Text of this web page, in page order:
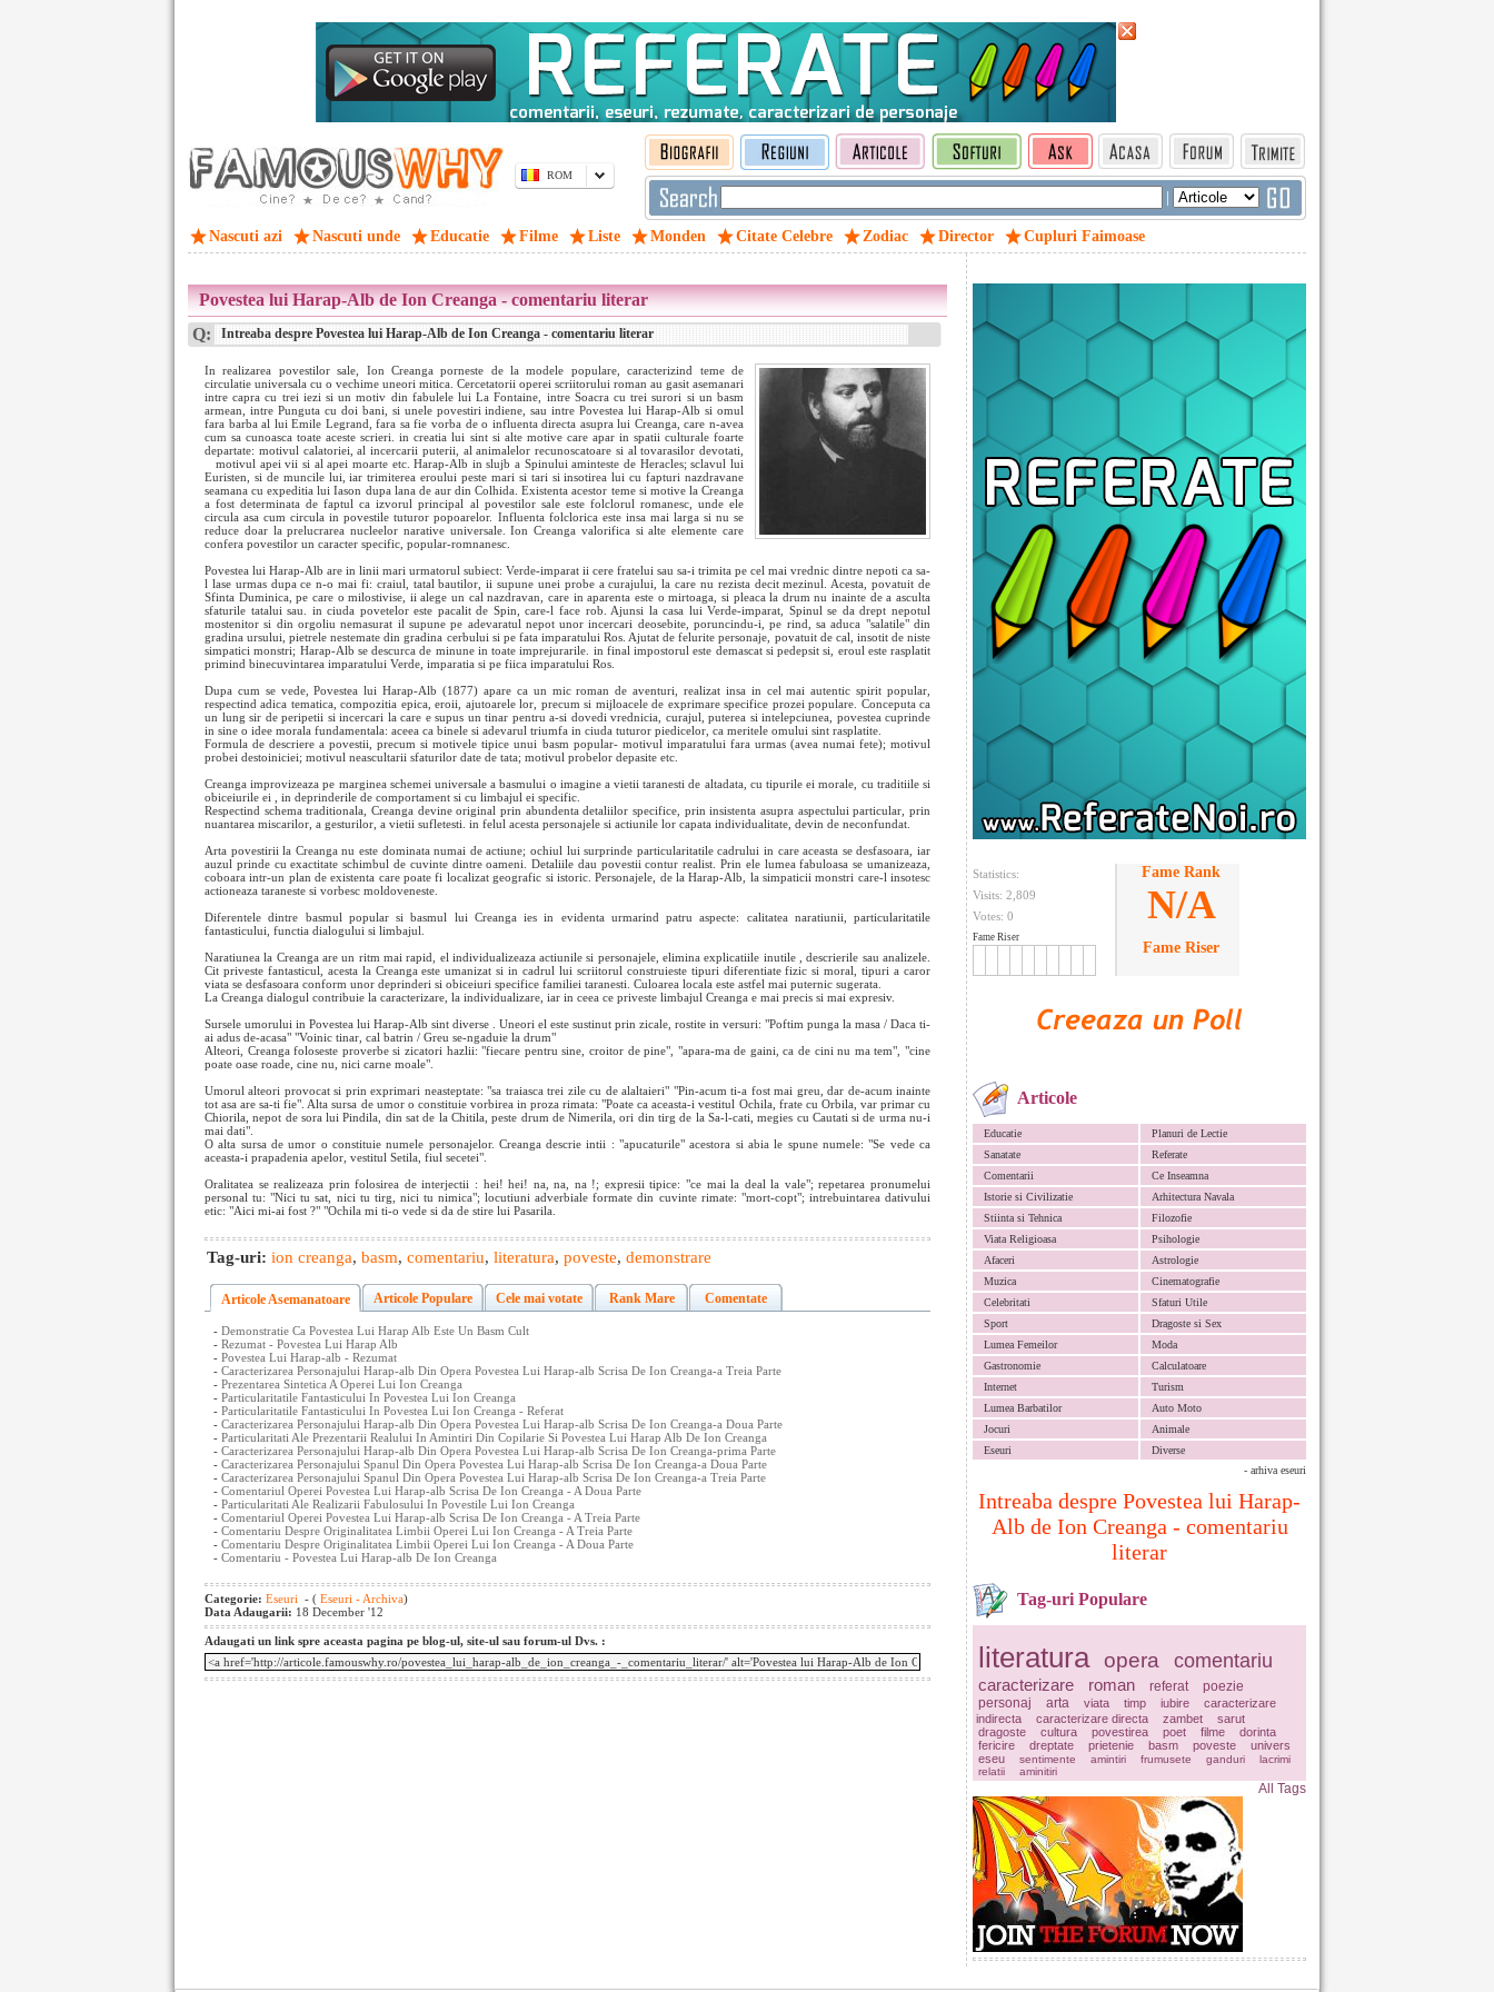
ROM
|
Nascuti azi Nascuti unde Educatie Filme Liste Monden Citate Celebre Zodiac Director Cupluri Faimoase
Statistics:
Visits: 2,809
Votes: 0
Fame Riser
Fame Rank
N/A
Fame Riser
Articole
Educatie
Planuri de Lectie
Sanatate
Referate
Comentarii
Ce Inseamna
Istorie si Civilizatie
Arhitectura Navala
Stiinta si Tehnica
Filozofie
Viata Religioasa
Psihologie
Afaceri
Astrologie
Muzica
Cinematografie
Celebritati
Sfaturi Utile
Sport
Dragoste si Sex
Lumea Femeilor
Moda
Gastronomie
Calculatoare
Internet
Turism
Lumea Barbatilor
Auto Moto
Jocuri
Animale
Eseuri
Diverse
- arhiva eseuri
Intreaba despre Povestea lui Harap-
Alb de Ion Creanga - comentariu
literar
Tag-uri Populare
literatura opera comentariu
caracterizare roman referat
poezie
personaj
arta viata timp iubire
caracterizare
indirecta
caracterizare directa zambet
sarut
dragoste
cultura povestirea poet filme
dorinta
fericire
dreptate prietenie basm poveste
univers
eseu
sentimente amintiri frumusete ganduri
lacrimi
relatii
aminitiri
All Tags
Povestea lui Harap-Alb de Ion Creanga - comentariu literar
Q: Intreaba despre Povestea lui Harap-Alb de Ion Creanga - comentariu literar
In realizarea povestilor sale, Ion Creanga porneste de la modele populare, caracterizind teme de
circulatie universala cu o vechime uneori mitica. Cercetatorii operei scriitorului roman au gasit asemanari
intre capra cu trei iezi si un motiv din fabulele lui La Fontaine, intre Soacra cu trei surori si un basm
armean, intre Punguta cu doi bani, si unele povestiri indiene, sau intre Povestea lui Harap-Alb si omul
fara barba al lui Emile Legrand, fara sa fie vorba de o influenta directa asupra lui Creanga, care n-avea
cum sa cunoasca toate aceste scrieri. in creatia lui sint si alte motive care apar in spatii culturale foarte
departate: motivul calatoriei, al incercarii puterii, al animalelor recunoscatoare si al tovarasilor devotati,
motivul apei vii si al apei moarte etc. Harap-Alb in slujba Spinului aminteste de Heracles; sclavul lui
Euristen, si de muncile lui, iar trimiterea eroului peste mari si tari si insotirea lui cu fapturi nazdravane
seamana cu expeditia lui Iason dupa lana de aur din Colhida. Existenta acestor teme si motive la Creanga
a fost determinata de faptul ca izvorul principal al povestilor sale este folclorul romanesc, unde ele
circula asa cum circula in povestile tuturor popoarelor. Influenta folclorica este insa mai larga si nu se
reduce doar la prelucrarea nucleelor narative universale. Ion Creanga valorifica si alte elemente care
confera povestilor un caracter specific, popular-romnanesc.
Povestea lui Harap-Alb are in linii mari urmatorul subiect: Verde-imparat ii cere fratelui sau sa-i trimita pe cel mai vrednic dintre nepoti ca sa-
l lase urmas dupa ce n-o mai fi: craiul, tatal bautilor, ii supune unei probe a curajului, la care nu rezista decit mezinul. Acesta, povatuit de
Sfinta Duminica, pe care o milostivise, ii alege un cal nazdravan, care in aparenta este o mirtoaga, si pleaca la drum nu inainte de a asculta
sfaturile tatalui sau. in ciuda povetelor este pacalit de Spin, care-l face rob. Ajunsi la casa lui Verde-imparat, Spinul se da drept nepotul
mostenitor si din orgoliu nemasurat il supune pe adevaratul nepot unor incercari deosebite, poruncindu-i, pe rind, sa aduca "salatile" din
gradina ursului, pietrele nestemate din gradina cerbului si pe fata imparatului Ros. Ajutat de felurite personaje, povatuit de cal, insotit de niste
simpatici monstri; Harap-Alb se descurca de minune in toate imprejurarile. in final impostorul este demascat si pedepsit si, eroul este rasplatit
primind binecuvintarea imparatului Verde, imparatia si pe fiica imparatului Ros.
Dupa cum se vede, Povestea lui Harap-Alb (1877) apare ca un mic roman de aventuri, realizat insa in cel mai autentic spirit popular,
respectind adica tematica, compozitia epica, eroii, ajutoarele lor, precum si mijloacele de exprimare specifice prozei populare. Conceputa ca
un lung sir de peripetii si incercari la care e supus un tinar pentru a-si dovedi vrednicia, curajul, puterea si intelepciunea, povestea cuprinde
in sine o idee morala fundamentala: aceea ca binele si adevarul triumfa in ciuda tuturor piedicelor, ca meritele omului sint rasplatite.
Formula de descriere a povestii, precum si motivele tipice unui basm popular- motivul imparatului fara urmas (avea numai fete); motivul
probei destoiniciei; motivul neascultarii sfaturilor date de tata; motivul probelor depasite etc.
Creanga improvizeaza pe marginea schemei universale a basmului o imagine a vietii taranesti de altadata, cu tipurile ei morale, cu traditiile si
obiceiurile ei , in deprinderile de comportament si cu limbajul ei specific.
Respectind schema traditionala, Creanga devine original prin abundenta detaliilor specifice, prin insistenta asupra aspectului particular, prin
nuantarea miscarilor, a gesturilor, a vietii sufletesti. in felul acesta personajele si actiunile lor capata individualitate, devin de neconfundat.
Arta povestirii la Creanga nu este dominata numai de actiune; ochiul lui surprinde particularitatile cadrului in care aceasta se desfasoara, iar
auzul prinde cu exactitate schimbul de cuvinte dintre oameni. Detaliile dau povestii contur realist. Prin ele lumea fabuloasa se umanizeaza,
coboara intr-un plan de existenta care poate fi localizat geografic si istoric. Personajele, de la Harap-Alb, la simpaticii monstri care-l insotesc
actioneaza taraneste si vorbesc moldoveneste.
Diferentele dintre basmul popular si basmul lui Creanga ies in evidenta urmarind patru aspecte: calitatea naratiunii, particularitatile
fantasticului, functia dialogului si limbajul.
Naratiunea la Creanga are un ritm mai rapid, el individualizeaza actiunile si personajele, elimina explicatiile inutile , descrierile sau analizele.
Cit priveste fantasticul, acesta la Creanga este umanizat si in cadrul lui scriitorul construieste tipuri diferentiate fizic si moral, tipuri a caror
viata se desfasoara conform unor deprinderi si obiceiuri specifice familiei taranesti. Culoarea locala este astfel mai puternic sugerata.
La Creanga dialogul contribuie la caracterizare, la individualizare, iar in ceea ce priveste limbajul Creanga e mai precis si mai expresiv.
Sursele umorului in Povestea lui Harap-Alb sint diverse . Uneori el este sustinut prin zicale, rostite in versuri: "Poftim punga la masa / Daca ti-
ai adus de-acasa" "Voinic tinar, cal batrin / Greu se-ngaduie la drum"
Alteori, Creanga foloseste proverbe si zicatori hazlii: "fiecare pentru sine, croitor de pine", "apara-ma de gaini, ca de cini nu ma tem", "cine
poate oase roade, cine nu, nici carne moale".
Umorul alteori provocat si prin exprimari neasteptate: "sa traiasca trei zile cu de alaltaieri" "Pin-acum ti-a fost mai greu, dar de-acum inainte
tot asa are sa-ti fie". Alta sursa de umor o constituie vorbirea in proza rimata: "Poate ca aceasta-i vestitul Ochila, frate cu Orbila, var primar cu
Chiorila, nepot de sora lui Pindila, din sat de la Chitila, peste drum de Nimerila, ori din tirg de la Sa-l-cati, megies cu Cautati si de urma nu-i
mai dati".
O alta sursa de umor o constituie numele personajelor. Creanga descrie intii : "apucaturile" acestora si abia le spune numele: "Se vede ca
aceasta-i prapadenia apelor, vestitul Setila, fiul secetei".
Oralitatea se realizeaza prin folosirea de interjectii : hei! hei! na, na, na !; expresii tipice: "ce mai la deal la vale"; repetarea pronumelui
personal tu: "Nici tu sat, nici tu tirg, nici tu nimica"; locutiuni adverbiale formate din cuvinte rimate: "mort-copt"; intrebuintarea dativului
etic: "Aici mi-ai fost ?" "Ochila mi ti-o vede si da de stire lui Pasarila.
Tag-uri: ion creanga, basm, comentariu, literatura, poveste, demonstrare
Articole Asemanatoare Articole Populare Cele mai votate Rank Mare Comentate
- Demonstratie Ca Povestea Lui Harap Alb Este Un Basm Cult
- Rezumat - Povestea Lui Harap Alb
- Povestea Lui Harap-alb - Rezumat
- Caracterizarea Personajului Harap-alb Din Opera Povestea Lui Harap-alb Scrisa De Ion Creanga-a Treia Parte
- Prezentarea Sintetica A Operei Lui Ion Creanga
- Particularitatile Fantasticului In Povestea Lui Ion Creanga
- Particularitatile Fantasticului In Povestea Lui Ion Creanga - Referat
- Caracterizarea Personajului Harap-alb Din Opera Povestea Lui Harap-alb Scrisa De Ion Creanga-a Doua Parte
- Particularitati Ale Prezentarii Realului In Amintiri Din Copilarie Si Povestea Lui Harap Alb De Ion Creanga
- Caracterizarea Personajului Harap-alb Din Opera Povestea Lui Harap-alb Scrisa De Ion Creanga-prima Parte
- Caracterizarea Personajului Spanul Din Opera Povestea Lui Harap-alb Scrisa De Ion Creanga-a Doua Parte
- Caracterizarea Personajului Spanul Din Opera Povestea Lui Harap-alb Scrisa De Ion Creanga-a Treia Parte
- Comentariul Operei Povestea Lui Harap-alb Scrisa De Ion Creanga - A Doua Parte
- Particularitati Ale Realizarii Fabulosului In Povestile Lui Ion Creanga
- Comentariul Operei Povestea Lui Harap-alb Scrisa De Ion Creanga - A Treia Parte
- Comentariu Despre Originalitatea Limbii Operei Lui Ion Creanga - A Treia Parte
- Comentariu Despre Originalitatea Limbii Operei Lui Ion Creanga - A Doua Parte
- Comentariu - Povestea Lui Harap-alb De Ion Creanga
Categorie: Eseuri - ( Eseuri - Archiva)
Data Adaugarii: 18 December '12
Adaugati un link spre aceasta pagina pe blog-ul, site-ul sau forum-ul Dvs. :